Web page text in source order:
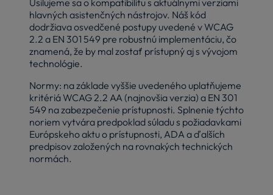
hlavných asistenčných nástrojov. Náš kód
dodržiava osvedčené postupy uvedené v WCAG
2.2 a EN 301 549 pre robustnú implementáciu, čo
znamená, že by mal zostať prístupný aj s vývojom
technológie.
Normy: na základe vyššie uvedeného uplatňujeme
kritériá WCAG 2.2 AA (najnovšia verzia) a EN 301
549 na zabezpečenie prístupnosti. Splnenie týchto
noriem vytvára predpoklad súladu s požiadavkami
Európskeho aktu o prístupnosti, ADA a ďalších
predpisov založených na rovnakých technických
normách.